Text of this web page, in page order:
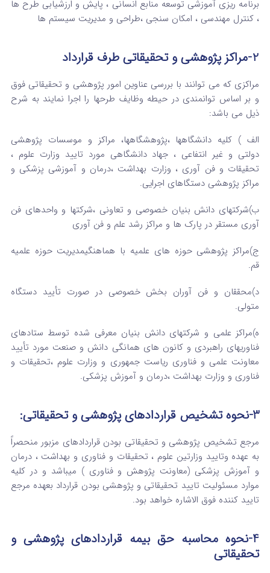
برنامه ریزی آموزشی توسعه منابع انسانی ، پایش و ارزشیابی طرح ها
، کنترل مهندسی ، امکان سنجی ،طراحی و مدیریت سیستم ها
2-مراکز پژوهشی و تحقیقاتی طرف قرارداد
مراکزی که می توانند با بررسی عناوین امور پژوهشی و تحقیقاتی فوق
و بر اساس توانمندی در حیطه وظایف طرحها را اجرا نمایند به شرح
ذیل می باشد:
الف ) کلیه دانشگاهها ،پژوهشگاهها، مراکز و موسسات پژوهشی
دولتی و غیر انتفاعی ، جهاد دانشگاهی مورد تایید وزارت علوم ،
تحقیقات و فن آوری ، وزارت بهداشت ،درمان و آموزشی پزشکی و
مراکز پژوهشی دستگاهای اجرایی.
ب)شرکتهای دانش بنیان خصوصی و تعاونی ،شرکتها و واحدهای فن
آوری مستقر در پارک ها و مراکز رشد علم و فن آوری
ج)مراکز پژوهشی حوزه های علمیه با هماهنگیمدیریت حوزه علمیه
قم.
د)محققان و فن آوران بخش خصوصی در صورت تأیید دستگاه
متولی.
ه)مراکز علمی و شرکتهای دانش بنیان معرفی شده توسط ستادهای
فناوریهای راهبردی و کانون های همانگی دانش و صنعت مورد تأیید
معاونت علمی و فناوری ریاست جمهوری و وزارت علوم ،تحقیقات و
فناوری و وزارت بهداشت ،درمان و آموزش پزشکی.
3-نحوه تشخیص قراردادهای پژوهشی و تحقیقاتی:
مرجع تشخیص پژوهشی و تحقیقاتی بودن قراردادهای مزبور منحصراً
به عهده وتایید وزارتین علوم ، تحقیقات و فناوری و بهداشت ، درمان
و آموزش پزشکی (معاونت پژوهش و فناوری ) میباشد و در کلیه
موارد مسئولیت تایید تحقیقاتی و پژوهشی بودن قرارداد بعهده مرجع
تایید کننده فوق الاشاره خواهد بود.
4-نحوه محاسبه حق بیمه قراردادهای پژوهشی و
تحقیقاتی